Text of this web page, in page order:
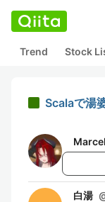
Trend Stock
Scalaで湯
白湯